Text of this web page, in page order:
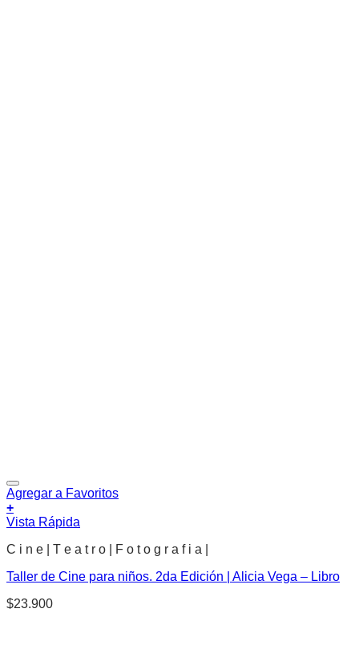
Agregar a Favoritos
+
Vista Rápida
C i n e | T e a t r o | F o t o g r a f i a |
Taller de Cine para niños. 2da Edición | Alicia Vega – Libro
$23.900